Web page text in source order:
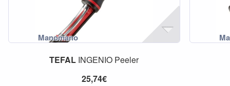
TEFAL INGENIO Peeler
25,74€